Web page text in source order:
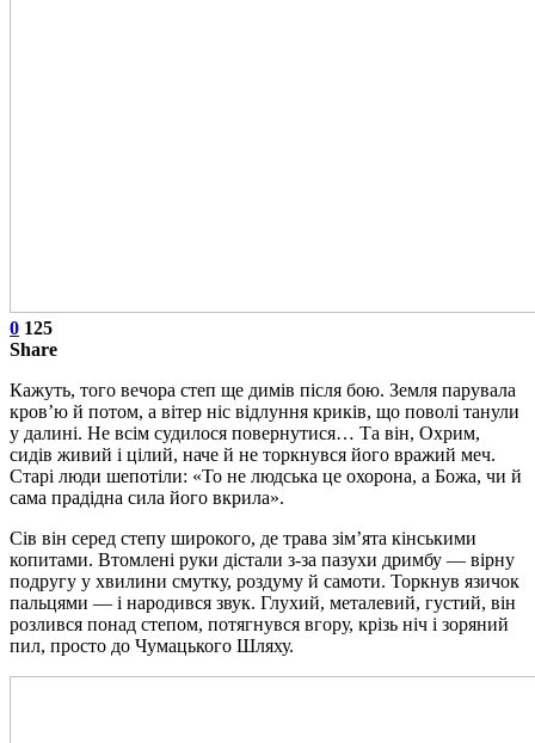
0 125
Share
Кажуть, того вечора степ ще димів після бою. Земля парувала
кров’ю й потом, а вітер ніс відлуння криків, що поволі танули
у далині. Не всім судилося повернутися… Та він, Охрим,
сидів живий і цілий, наче й не торкнувся його вражий меч.
Старі люди шепотіли: «То не людська це охорона, а Божа, чи й
сама прадідна сила його вкрила».
Сів він серед степу широкого, де трава зім’ята кінськими
копитами. Втомлені руки дістали з-за пазухи дримбу — вірну
подругу у хвилини смутку, роздуму й самоти. Торкнув язичок
пальцями — і народився звук. Глухий, металевий, густий, він
розлився понад степом, потягнувся вгору, крізь ніч і зоряний
пил, просто до Чумацького Шляху.